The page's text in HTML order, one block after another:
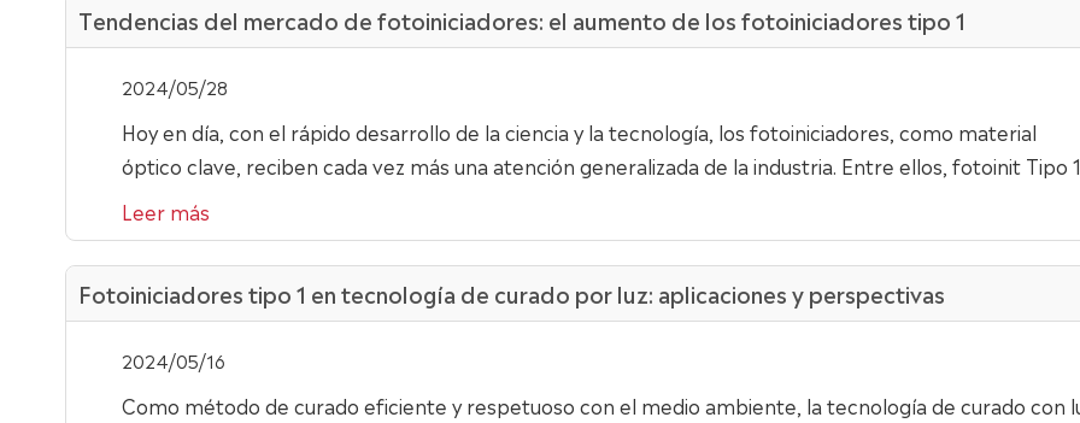
Tendencias del mercado de fotoiniciadores: el aumento de los fotoiniciadores tipo 1
2024/05/28
Hoy en día, con el rápido desarrollo de la ciencia y la tecnología, los fotoiniciadores, como material
óptico clave, reciben cada vez más una atención generalizada de la industria. Entre ellos, fotoinit Tipo
Leer más
Fotoiniciadores tipo 1 en tecnología de curado por luz: aplicaciones y perspectivas
2024/05/16
Como método de curado eficiente y respetuoso con el medio ambiente, la tecnología de curado con